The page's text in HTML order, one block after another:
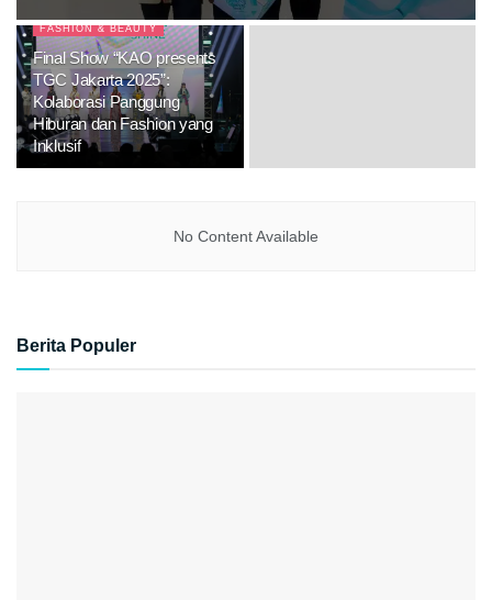
FASHION & BEAUTY
Final Show “KAO presents
TGC Jakarta 2025”:
Kolaborasi Panggung
Hiburan dan Fashion yang
Inklusif
No Content Available
Berita Populer